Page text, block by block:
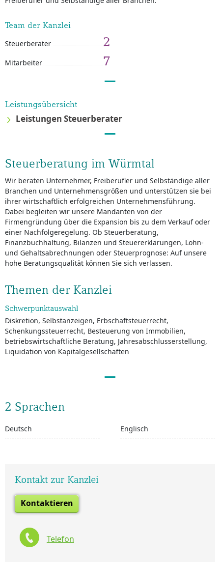
Team der Kanzlei
Steuerberater 2
Mitarbeiter 7
Leistungsübersicht
Leistungen Steuerberater
Steuerberatung im Würmtal
Wir beraten Unternehmer, Freiberufler und Selbständige aller
Branchen und Unternehmensgrößen und unterstützen sie bei
ihrer wirtschaftlich erfolgreichen Unternehmensführung.
Dabei begleiten wir unsere Mandanten von der
Firmengründung über die Expansion bis zu dem Verkauf oder
einer Nachfolgeregelung. Ob Steuerberatung,
Finanzbuchhaltung, Bilanzen und Steuererklärungen, Lohn-
und Gehaltsabrechnungen oder Steuerprognose: Auf unsere
hohe Beratungsqualität können Sie sich verlassen.
Themen der Kanzlei
Schwerpunktauswahl
Diskretion, Selbstanzeigen, Erbschaftsteuerrecht,
Schenkungssteuerrecht, Besteuerung von Immobilien,
betriebswirtschaftliche Beratung, Jahresabschlusserstellung,
Liquidation von Kapitalgesellschaften
2 Sprachen
Deutsch Englisch
Kontakt zur Kanzlei
Kontaktieren
Telefon